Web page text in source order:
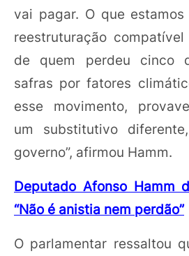
vai pagar. O que
reestruturação
de quem perdeu cinco
safras por fatores
esse movimento,
um substitutivo
governo”, afirmou Hamm.
Deputado Afonso Hamm
“Não é anistia nem perdão”
O parlamentar ressaltou